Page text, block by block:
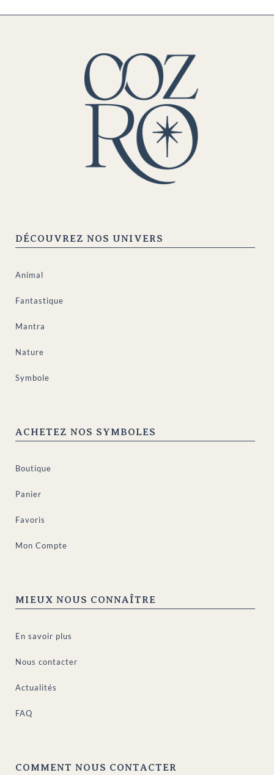
DÉCOUVREZ NOS UNIVERS
Animal
Fantastique
Mantra
Nature
Symbole
ACHETEZ NOS SYMBOLES
Boutique
Panier
Favoris
Mon Compte
MIEUX NOUS CONNAÎTRE
En savoir plus
Nous contacter
Actualités
FAQ
COMMENT NOUS CONTACTER